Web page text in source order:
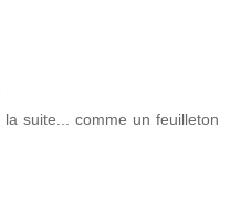
suite... comme un feuilleton